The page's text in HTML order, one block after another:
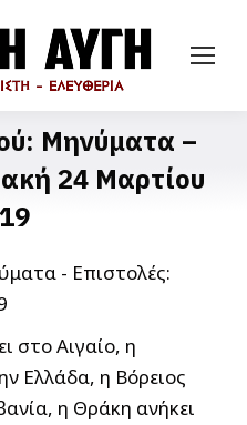
Μηνύματα –
24 Μαρτίου
στο Αιγαίο, η
Ελλάδα, η Βόρειος
η Θράκη ανήκει